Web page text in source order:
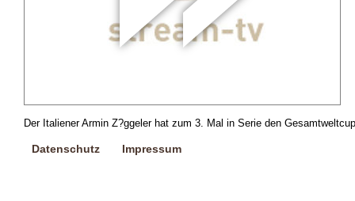
Der Italiener Armin Z?ggeler hat zum 3. Mal in Serie den
Datenschutz Impressum